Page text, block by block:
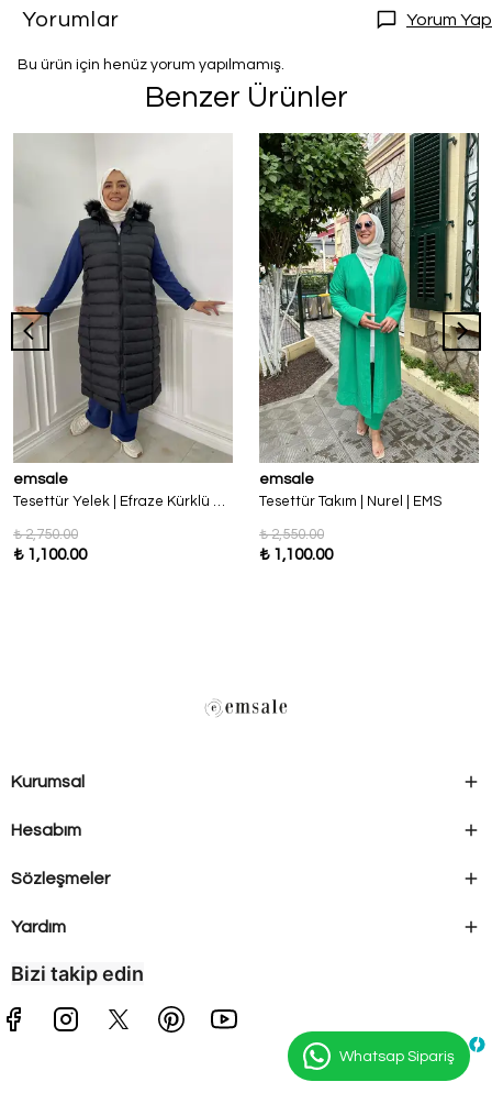
Yorumlar Yorum Yap
Bu ürün için henüz yorum yapılmamış.
Benzer Ürünler
emsale
Tesettür Yelek | Efraze Kürklü Yelek | EMS
₺ 2,750.00
₺ 1,100.00
emsale
Tesettür Takım | Nurel | EMS
₺ 2,550.00
₺ 1,100.00
Kurumsal
Hesabım
Sözleşmeler
Yardım
Bizi takip edin
Whatsap Sipariş